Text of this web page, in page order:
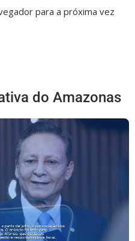
para a próxima vez
do Amazonas